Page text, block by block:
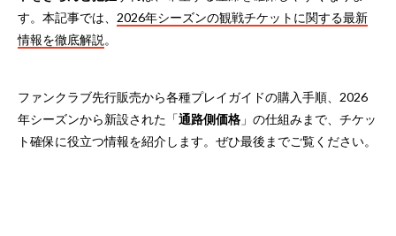
す。本記事では、 2026年シーズンの観戦チケットに関する最新
情報を徹底解説 。
ファンクラブ先行販売から各種プレイガイドの購入手順、2026
年シーズンから新設された「通路側価格 」の仕組みまで、チケッ
ト確保に役立つ情報を紹介します。ぜひ最後までご覧ください。